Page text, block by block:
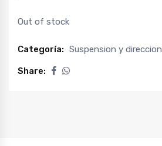
Out of stock
Categoría: Suspension y direccion
Share: